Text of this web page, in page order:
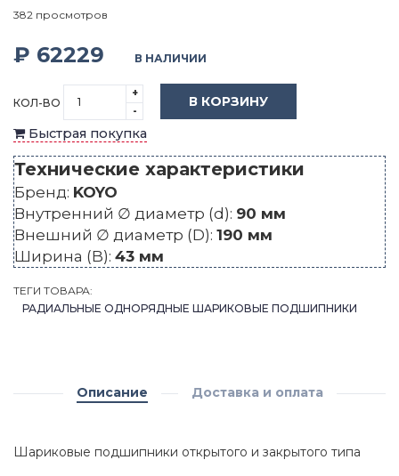
382 просмотров
₽ 62229 В НАЛИЧИИ
КОЛ-ВО
+
-
В КОРЗИНУ
Быстрая покупка
Технические характеристики
Бренд: KOYO
Внутренний ∅ диаметр (d): 90 мм
Внешний ∅ диаметр (D): 190 мм
Ширина (B): 43 мм
ТЕГИ ТОВАРА:
РАДИАЛЬНЫЕ ОДНОРЯДНЫЕ ШАРИКОВЫЕ ПОДШИПНИКИ
Описание Доставка и оплата
Шариковые подшипники открытого и закрытого типа